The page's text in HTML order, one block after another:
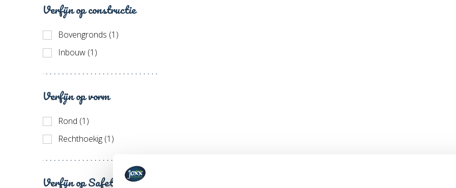
Verfijn op constructie
Bovengronds (1)
Inbouw (1)
Verfijn op vorm
Rond (1)
Rechthoekig (1)
Verfijn op Safety Net